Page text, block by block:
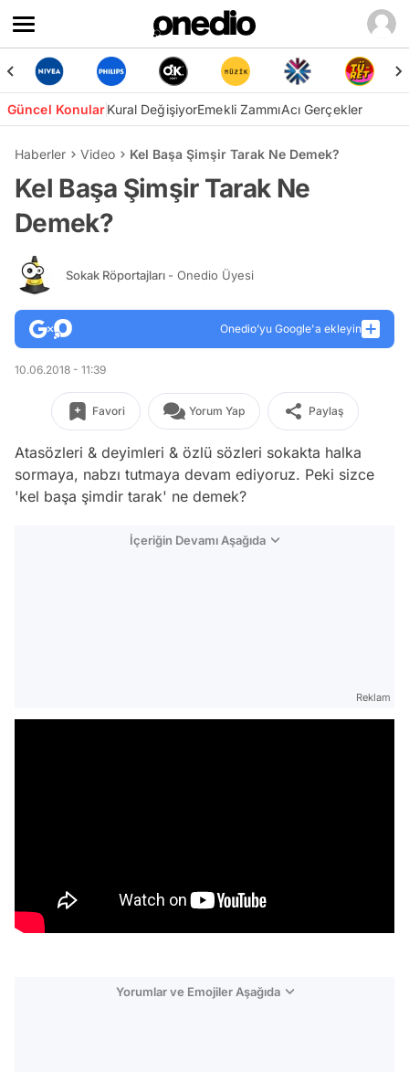
Güncel KonularKural DeğişiyorEmekli ZammıAcı Gerçekler
Haberler Video Kel Başa Şimşir Tarak Ne Demek?
Kel Başa Şimşir Tarak Ne
Demek?
Sokak Röportajları - Onedio Üyesi
Onedio’yu Google'a ekleyin
10.06.2018 - 11:39
Favori Yorum Yap Paylaş
Atasözleri & deyimleri & özlü sözleri sokakta halka
sormaya, nabzı tutmaya devam ediyoruz. Peki sizce
'kel başa şimdir tarak' ne demek?
İçeriğin Devamı Aşağıda
Reklam
Yorumlar ve Emojiler Aşağıda